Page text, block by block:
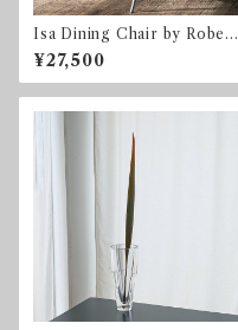
Isa Dining Chair by Robert
o Barbieri for Zanotta
¥27,500